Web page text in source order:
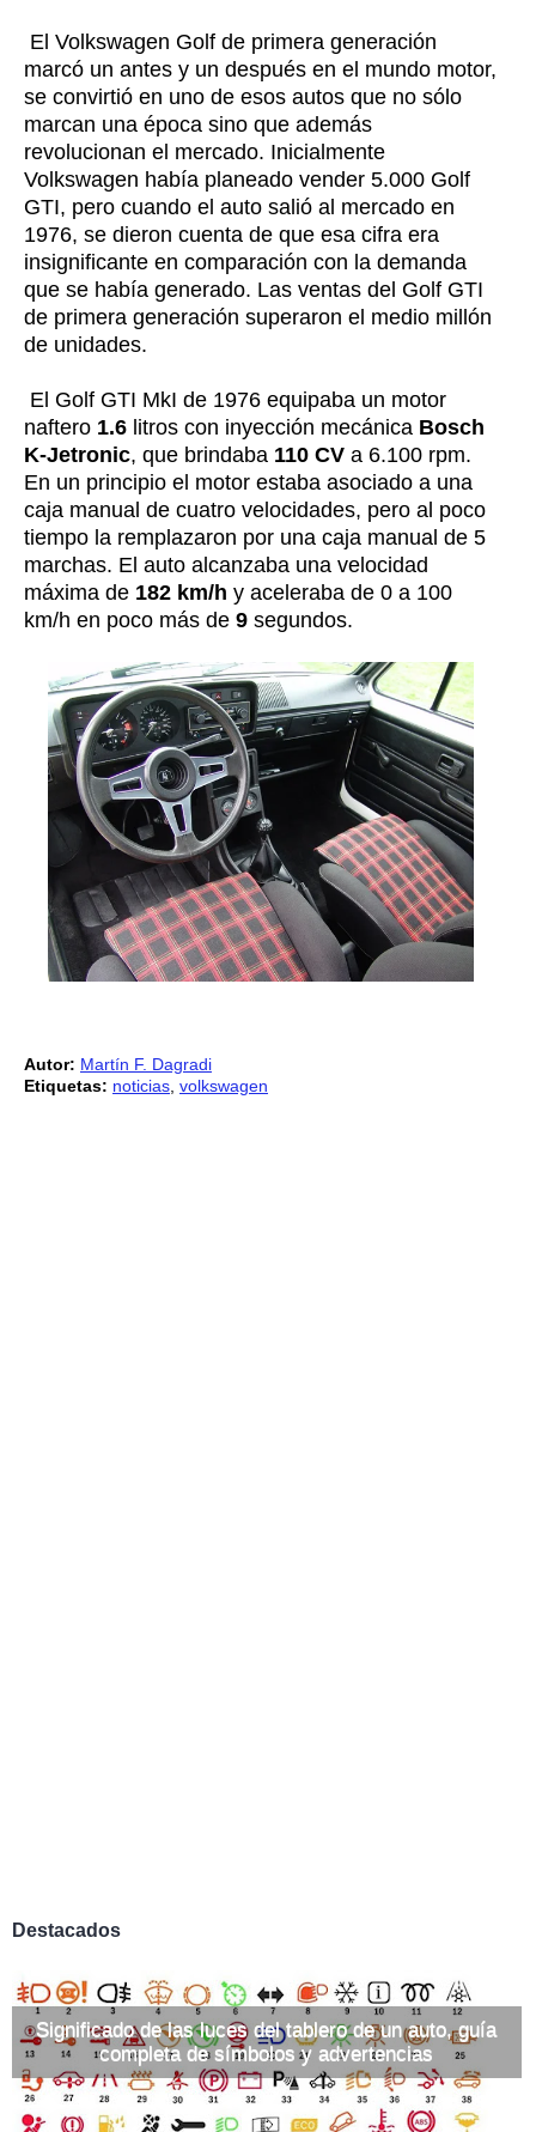
El Volkswagen Golf de primera generación
marcó un antes y un después en el mundo motor,
se convirtió en uno de esos autos que no sólo
marcan una época sino que además
revolucionan el mercado. Inicialmente
Volkswagen había planeado vender 5.000 Golf
GTI, pero cuando el auto salió al mercado en
1976, se dieron cuenta de que esa cifra era
insignificante en comparación con la demanda
que se había generado. Las ventas del Golf GTI
de primera generación superaron el medio millón
de unidades.
El Golf GTI MkI de 1976 equipaba un motor
naftero 1.6 litros con inyección mecánica Bosch
K-Jetronic, que brindaba 110 CV a 6.100 rpm.
En un principio el motor estaba asociado a una
caja manual de cuatro velocidades, pero al poco
tiempo la remplazaron por una caja manual de 5
marchas. El auto alcanzaba una velocidad
máxima de 182 km/h y aceleraba de 0 a 100
km/h en poco más de 9 segundos.
Autor: Martín F. Dagradi
Etiquetas: noticias volkswagen
Destacados
Significado de las luces del tablero de un auto, guía
completa de símbolos y advertencias